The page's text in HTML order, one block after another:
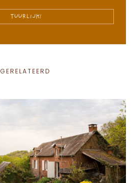
TUURLIJK!
GERELATEERD